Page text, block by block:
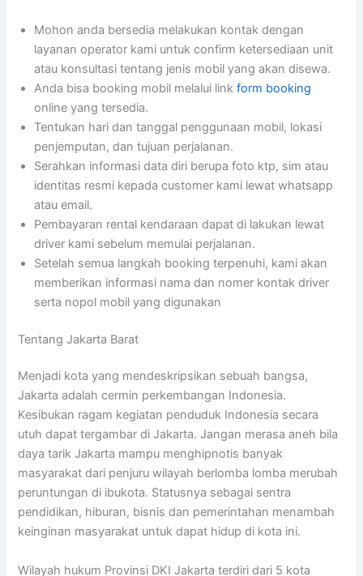
Mohon anda bersedia melakukan kontak dengan
layanan operator kami untuk confirm ketersediaan unit
atau konsultasi tentang jenis mobil yang akan disewa.
Anda bisa booking mobil melalui linkform booking
online yang tersedia.
Tentukan hari dan tanggal penggunaan mobil, lokasi
penjemputan, dan tujuan perjalanan.
Serahkan informasi data diri berupa foto ktp, sim atau
identitas resmi kepada customer kami lewat whatsapp
atau email.
Pembayaran rental kendaraan dapat di lakukan lewat
driver kami sebelum memulai perjalanan.
Setelah semua langkah booking terpenuhi, kami akan
memberikan informasi nama dan nomer kontak driver
serta nopol mobil yang digunakan
Tentang Jakarta Barat
Menjadi kota yang mendeskripsikan sebuah bangsa,
Jakarta adalah cermin perkembangan Indonesia.
Kesibukan ragam kegiatan penduduk Indonesia secara
utuh dapat tergambar di Jakarta. Jangan merasa aneh bila
daya tarik Jakarta mampu menghipnotis banyak
masyarakat dari penjuru wilayah berlomba lomba merubah
peruntungan di ibukota. Statusnya sebagai sentra
pendidikan, hiburan, bisnis dan pemerintahan menambah
keinginan masyarakat untuk dapat hidup di kota ini.
Wilayah hukum Provinsi DKI Jakarta terdiri dari 5 kota